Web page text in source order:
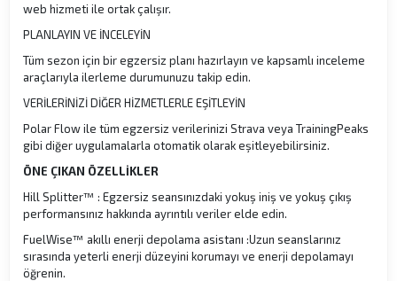
web hizmeti ile ortak çalışır.
PLANLAYIN VE İNCELEYİN
Tüm sezon için bir egzersiz planı hazırlayın ve kapsamlı inceleme
araçlarıyla ilerleme durumunuzu takip edin.
VERİLERİNİZİ DİĞER HİZMETLERLE EŞİTLEYİN
Polar Flow ile tüm egzersiz verilerinizi Strava veya TrainingPeaks
gibi diğer uygulamalarla otomatik olarak eşitleyebilirsiniz.
ÖNE ÇIKAN ÖZELLİKLER
Hill Splitter™ : Egzersiz seansınızdaki yokuş iniş ve yokuş çıkış
performansınız hakkında ayrıntılı veriler elde edin.
FuelWise™ akıllı enerji depolama asistanı :Uzun seanslarınız
sırasında yeterli enerji düzeyini korumayı ve enerji depolamayı
öğrenin.